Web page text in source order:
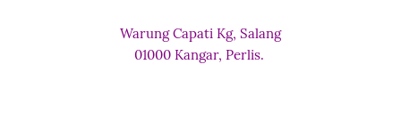
Warung Capati Kg, Salang
01000 Kangar, Perlis.